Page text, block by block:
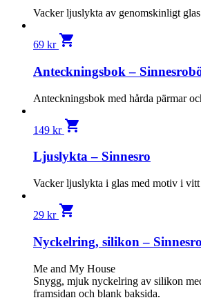
Vacker ljuslykta av genomskinligt
69 kr shopping_cart
Anteckningsbok –
Anteckningsbok med hårda pärmar
149 kr shopping_cart
Ljuslykta – Sinnesro
Vacker ljuslykta i glas med motiv i
29 kr shopping_cart
Nyckelring, silikon –
Me and My House
Snygg, mjuk nyckelring av silikon
framsidan och blank baksida.